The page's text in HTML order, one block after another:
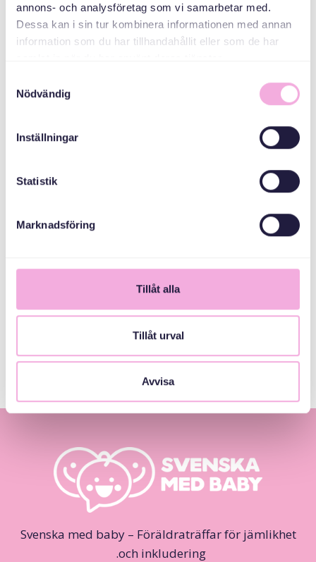
annons- och analysföretag som vi samarbetar med.
Dessa kan i sin tur kombinera informationen med annan
information som du har tillhandahållit eller som de har
Nödvändig
Inställningar
Statistik
Marknadsföring
Tillåt alla
Tillåt urval
Avvisa
bokningen@svenskamedbaby.se
Länsstyrelsen
Stockholm
Svenska med baby – Föräldraträffar för jämlikhet
och inkludering.